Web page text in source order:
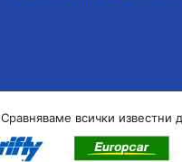
Сравняваме всички известни